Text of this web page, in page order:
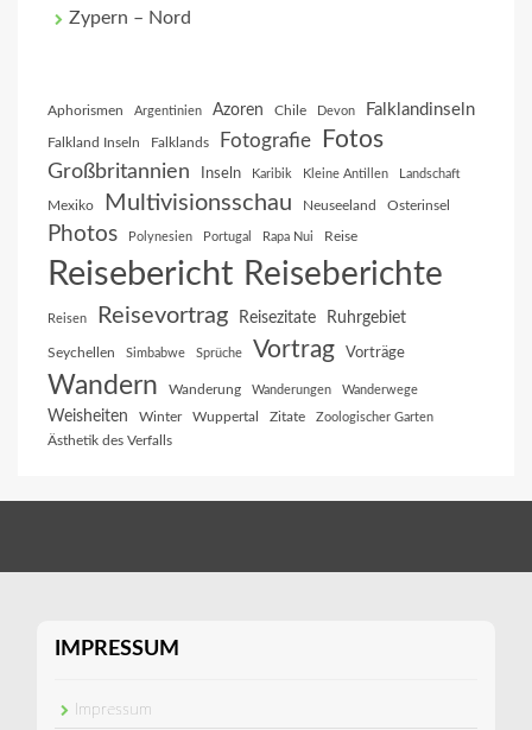
Zypern – Nord
Aphorismen Argentinien Azoren Chile Devon Falklandinseln
Falkland Inseln Falklands Fotografie Fotos
Großbritannien Inseln Karibik Kleine Antillen Landschaft
Mexiko Multivisionsschau Neuseeland Osterinsel
Photos Polynesien Portugal Rapa Nui Reise
Reisebericht Reiseberichte
Reisen Reisevortrag Reisezitate Ruhrgebiet
Seychellen Simbabwe Sprüche Vortrag Vorträge
Wandern Wanderung Wanderungen Wanderwege
Weisheiten Winter Wuppertal Zitate Zoologischer Garten
Ästhetik des Verfalls
IMPRESSUM
Impressum